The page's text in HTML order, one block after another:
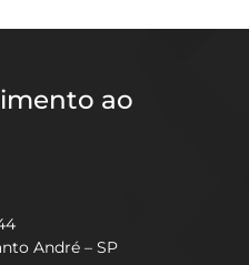
ao
André – SP